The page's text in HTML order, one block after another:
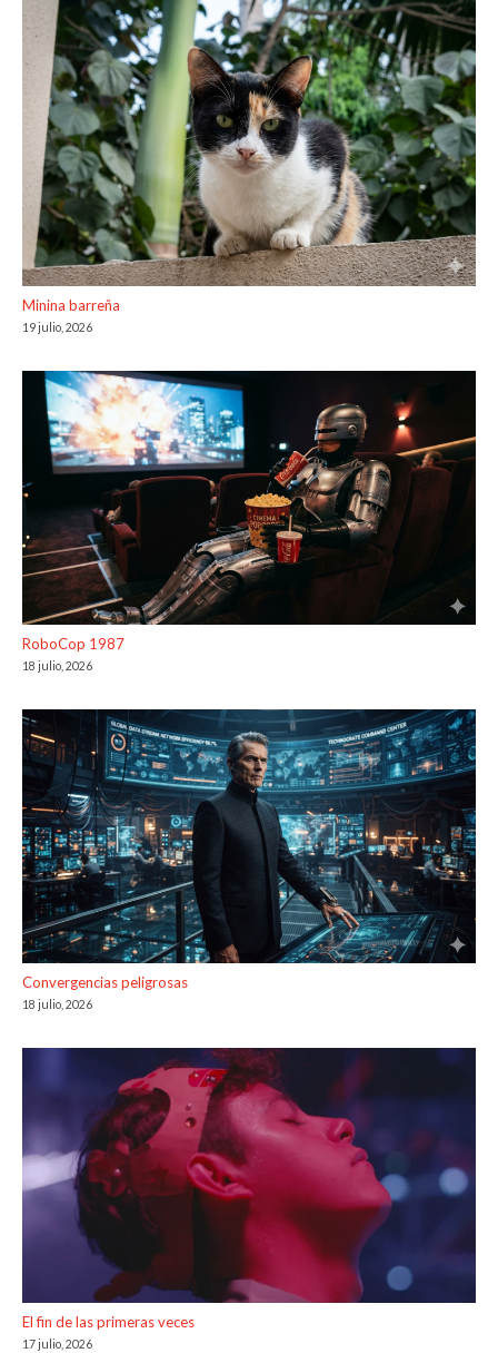
Minina barreña
19 julio, 2026
RoboCop 1987
18 julio, 2026
Convergencias peligrosas
18 julio, 2026
El fin de las primeras veces
17 julio, 2026